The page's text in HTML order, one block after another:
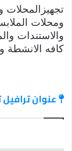
تجهيزالمحلات
ومحلات
والاستندات
كافه الانشطة
عنوان ترافيل